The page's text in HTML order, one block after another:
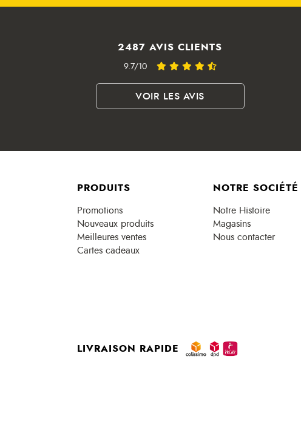
2487 AVIS CLIENTS
9.7/10
VOIR LES AVIS
PRODUITS
Promotions
Nouveaux produits
Meilleures ventes
Cartes cadeaux
NOTRE SOCIÉTÉ
Notre Histoire
Magasins
Nous contacter
LIVRAISON RAPIDE